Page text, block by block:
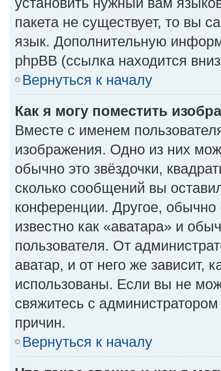
пакета не существует, то вы
язык. Дополнительную
phpBB (ссылка находится
Вернуться к началу
Как я могу поместить
Вместе с именем
изображения. Одно из них
обычно это звёздочки,
сколько сообщений вы
конференции. Другое,
известно как «аватара» и
пользователя. От
аватар, и от него же зависит,
использованы. Если вы не
свяжитесь с
причин.
Вернуться к началу